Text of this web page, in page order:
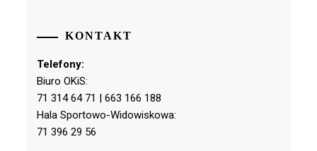
KONTAKT
Telefony:
Biuro OKiS:
71 314 64 71 | 663 166 188
Hala Sportowo-Widowiskowa:
71 396 29 56